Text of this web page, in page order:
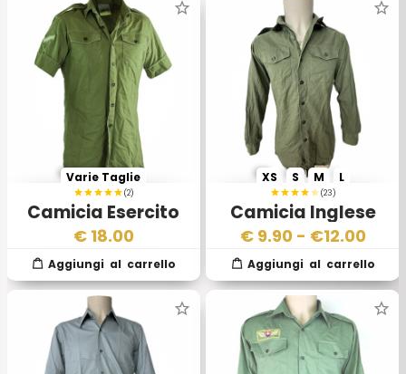
(2)
Camicia Esercito
Inglese Manica
corta
Varie Taglie
€ 18.00
(23)
Camicia Inglese
Manica Lunga
XS S M L
€ 9.90 - €12.00